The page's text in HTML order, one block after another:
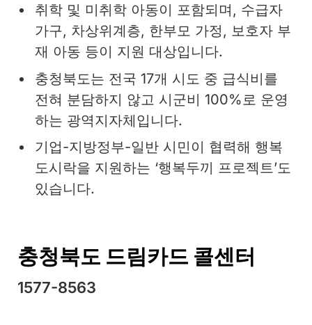
취학 및 미취학 아동이 포함되며, 수급자
가구, 차상위계층, 한부모 가정, 보호자 부
재 아동 등이 지원 대상입니다.
충청북도는 전국 17개 시도 중 급식비를
전혀 분담하지 않고 시군비 100%로 운영
하는 광역지자체입니다.
기업-지방정부-일반 시민이 협력해 행복
도시락을 지원하는 ‘행복두끼 프로젝트’도
있습니다.
충청북도 드림카드 콜센터
1577-8563